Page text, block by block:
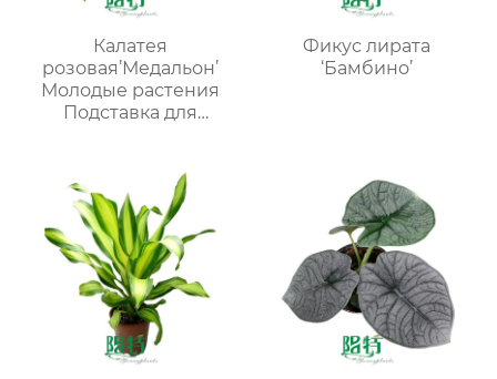
Калатея
розовая’Медальон’
Молодые растения
Подставка для
Фикус лирата
‘Бамбино’